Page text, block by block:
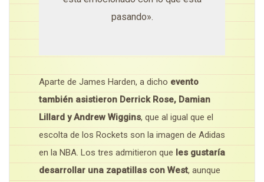
pasando».
Aparte de James Harden, a dicho evento
también asistieron Derrick Rose, Damian
Lillard y Andrew Wiggins, que al igual que el
escolta de los Rockets son la imagen de Adidas
en la NBA. Los tres admitieron que les gustaría
desarrollar una zapatillas con West, aunque